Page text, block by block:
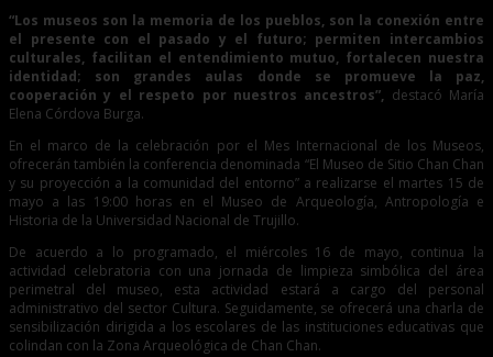
“Los museos son la memoria de los pueblos, son la conexión entre
el presente con el pasado y el futuro; permiten intercambios
culturales, facilitan el entendimiento mutuo, fortalecen nuestra
identidad; son grandes aulas donde se promueve la paz,
cooperación y el respeto por nuestros ancestros”, destacó María
Elena Córdova Burga.
En el marco de la celebración por el Mes Internacional de los Museos,
ofrecerán también la conferencia denominada “El Museo de Sitio Chan Chan
y su proyección a la comunidad del entorno” a realizarse el martes 15 de
mayo a las 19:00 horas en el Museo de Arqueología, Antropología e
Historia de la Universidad Nacional de Trujillo.
De acuerdo a lo programado, el miércoles 16 de mayo, continua la
actividad celebratoria con una jornada de limpieza simbólica del área
perimetral del museo, esta actividad estará a cargo del personal
administrativo del sector Cultura. Seguidamente, se ofrecerá una charla de
sensibilización dirigida a los escolares de las instituciones educativas que
colindan con la Zona Arqueológica de Chan Chan.